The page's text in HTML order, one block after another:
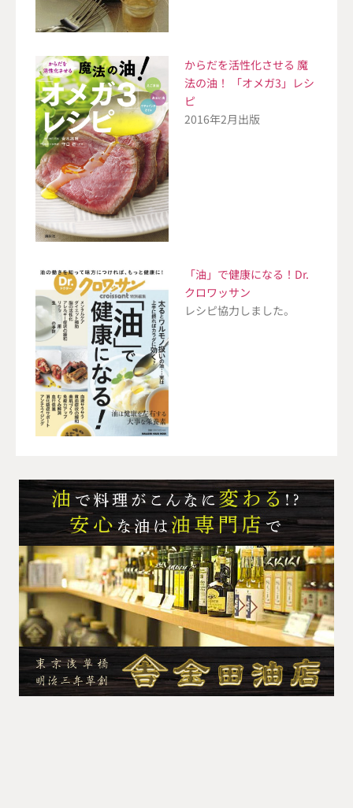
からだを活性化させる 魔
法の油！ 「オメガ3」レシ
ピ
2016年2月出版
「油」で健康になる！Dr.
クロワッサン
レシピ協力しました。